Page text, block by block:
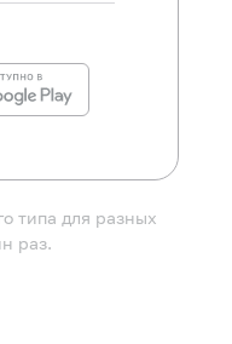
типа для разных
раз.